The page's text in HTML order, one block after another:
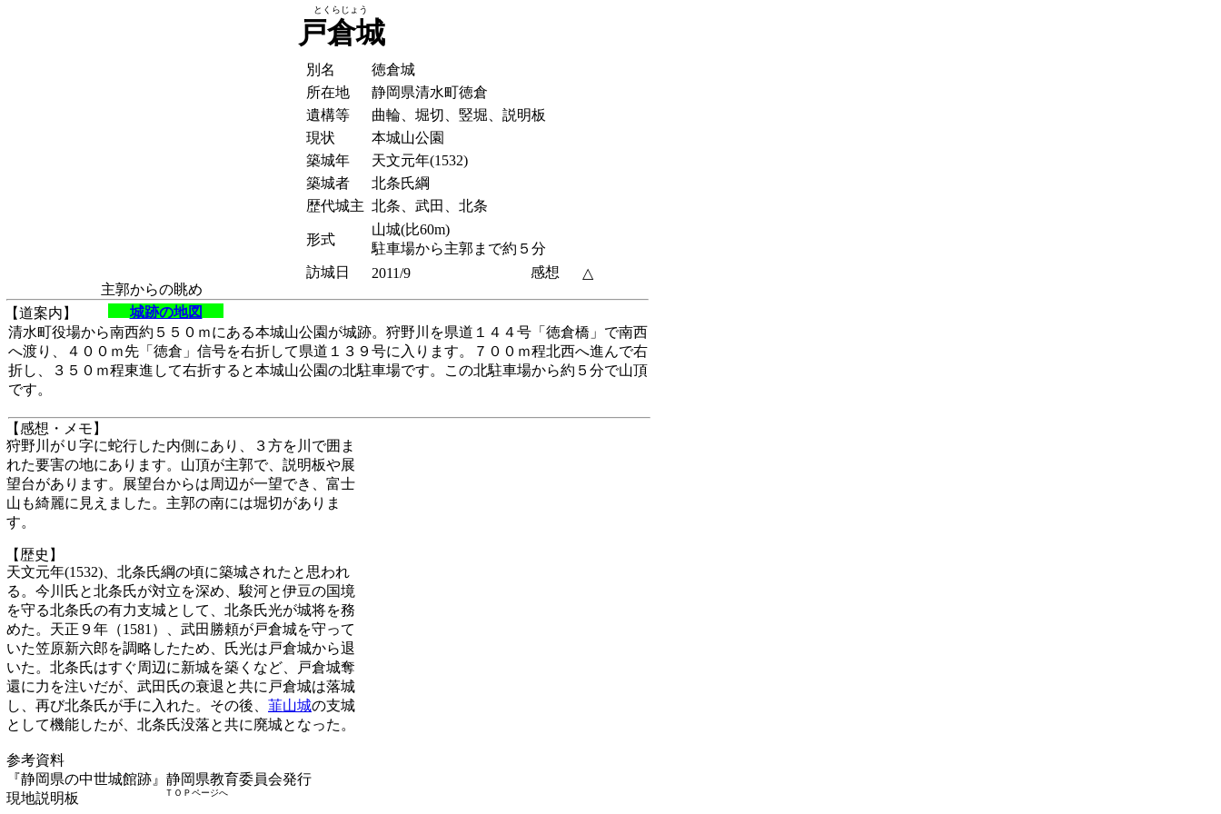
戸倉城
清水町役場から南西約５５０ｍにある本城山公園が城跡。狩野川を県道１４４号「徳倉橋」で南西
へ渡り、４００ｍ先「徳倉」信号を右折して県道１３９号に入ります。７００ｍ程北西へ進んで右
折し、３５０ｍ程東進して右折すると本城山公園の北駐車場です。この北駐車場から約５分で山頂
です。
狩野川がＵ字に蛇行した内側にあり、３方を川で囲ま
れた要害の地にあります。山頂が主郭で、説明板や展
望台があります。展望台からは周辺が一望でき、富士
山も綺麗に見えました。主郭の南には堀切がありま
す。
【感想・メモ】
【道案内】
天文元年(1532)、北条氏綱の頃に築城されたと思われ
る。今川氏と北条氏が対立を深め、駿河と伊豆の国境
を守る北条氏の有力支城として、北条氏光が城将を務
めた。天正９年（1581）、武田勝頼が戸倉城を守って
いた笠原新六郎を調略したため、氏光は戸倉城から退
いた。北条氏はすぐ周辺に新城を築くなど、戸倉城奪
還に力を注いだが、武田氏の衰退と共に戸倉城は落城
し、再び北条氏が手に入れた。その後、 韮山城の支城
として機能したが、北条氏没落と共に廃城となった。
参考資料
『静岡県の中世城館跡』静岡県教育委員会発行
現地説明板
城跡の地図
【歴史】
別名
徳倉城
所在地
静岡県清水町徳倉
遺構等
曲輪、堀切、竪堀、説明板
現状
本城山公園
築城年
天文元年(1532)
築城者
北条氏綱
歴代城主 北条、武田、北条
形式
山城(比60m)
駐車場から主郭まで約５分
訪城日
2011/9 感想 △
とくらじょう
ＴＯＰページへ
主郭からの眺め